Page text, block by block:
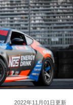
2022年11月01日更新